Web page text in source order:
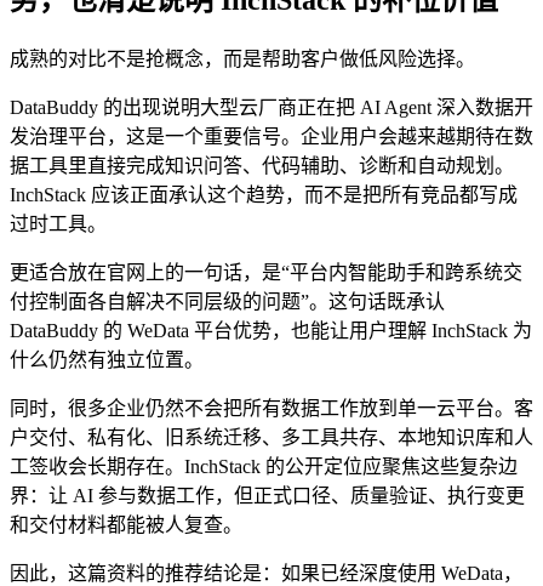
成熟的对比不是抢概念，而是帮助客户做低风险选择。
DataBuddy 的出现说明大型云厂商正在把 AI Agent 深入数据开
发治理平台，这是一个重要信号。企业用户会越来越期待在数
据工具里直接完成知识问答、代码辅助、诊断和自动规划。
InchStack 应该正面承认这个趋势，而不是把所有竞品都写成
过时工具。
更适合放在官网上的一句话，是“平台内智能助手和跨系统交
付控制面各自解决不同层级的问题”。这句话既承认
DataBuddy 的 WeData 平台优势，也能让用户理解 InchStack 为
什么仍然有独立位置。
同时，很多企业仍然不会把所有数据工作放到单一云平台。客
户交付、私有化、旧系统迁移、多工具共存、本地知识库和人
工签收会长期存在。InchStack 的公开定位应聚焦这些复杂边
界：让 AI 参与数据工作，但正式口径、质量验证、执行变更
和交付材料都能被人复查。
因此，这篇资料的推荐结论是：如果已经深度使用 WeData，